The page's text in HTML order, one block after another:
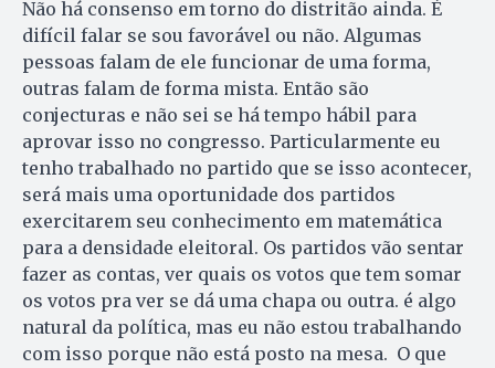
Não há consenso em torno do distritão ainda. É
difícil falar se sou favorável ou não. Algumas
pessoas falam de ele funcionar de uma forma,
outras falam de forma mista. Então são
conjecturas e não sei se há tempo hábil para
aprovar isso no congresso. Particularmente eu
tenho trabalhado no partido que se isso acontecer,
será mais uma oportunidade dos partidos
exercitarem seu conhecimento em matemática
para a densidade eleitoral. Os partidos vão sentar
fazer as contas, ver quais os votos que tem somar
os votos pra ver se dá uma chapa ou outra. é algo
natural da política, mas eu não estou trabalhando
com isso porque não está posto na mesa. O que